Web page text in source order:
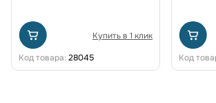
Купить в 1 клик
Код товара: 28045
Код